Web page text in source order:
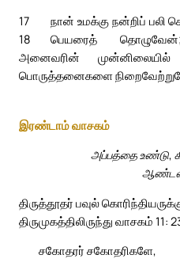
17
நான் உமக்கு நன்றிப் பலி
பெயரைத் தொழுவேன்;
18
அனைவரின்
பொருத்தனைகளை
இரண்டாம் வாசகம்
அப்பத்தை உண்டு,
திருத்தூதர் பவுல்
திருமுகத்திலிருந்து வாசகம் 11:
சகோதரர் சகோதரிகளே,